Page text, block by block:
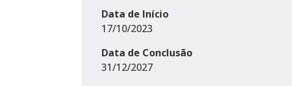
Data de Início
17/10/2023
Data de Conclusão
31/12/2027